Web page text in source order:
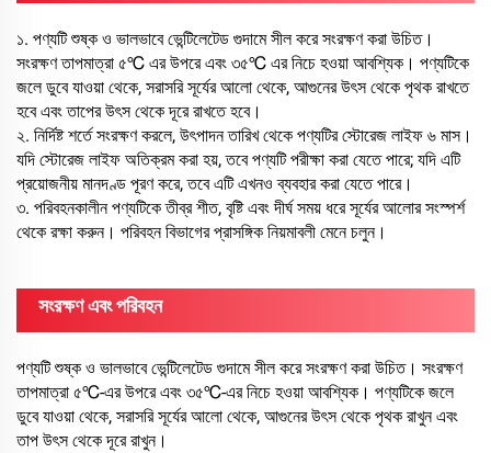
১. পণ্যটি শুষ্ক ও ভালভাবে ভেন্টিলেটেড গুদামে সীল করে সংরক্ষণ করা উচিত।
সংরক্ষণ তাপমাত্রা ৫℃ এর উপরে এবং ৩৫℃ এর নিচে হওয়া আবশ্যিক। পণ্যটিকে
জলে ডুবে যাওয়া থেকে, সরাসরি সূর্যের আলো থেকে, আগুনের উৎস থেকে পৃথক রাখতে
হবে এবং তাপের উৎস থেকে দূরে রাখতে হবে।
২. নির্দিষ্ট শর্তে সংরক্ষণ করলে, উৎপাদন তারিখ থেকে পণ্যটির স্টোরেজ লাইফ ৬ মাস।
যদি স্টোরেজ লাইফ অতিক্রম করা হয়, তবে পণ্যটি পরীক্ষা করা যেতে পারে; যদি এটি
প্রয়োজনীয় মানদণ্ড পূরণ করে, তবে এটি এখনও ব্যবহার করা যেতে পারে।
৩. পরিবহনকালীন পণ্যটিকে তীব্র শীত, বৃষ্টি এবং দীর্ঘ সময় ধরে সূর্যের আলোর সংস্পর্শ
থেকে রক্ষা করুন। পরিবহন বিভাগের প্রাসঙ্গিক নিয়মাবলী মেনে চলুন।
সংরক্ষণ এবং পরিবহন
পণ্যটি শুষ্ক ও ভালভাবে ভেন্টিলেটেড গুদামে সীল করে সংরক্ষণ করা উচিত। সংরক্ষণ
তাপমাত্রা ৫℃-এর উপরে এবং ৩৫℃-এর নিচে হওয়া আবশ্যিক। পণ্যটিকে জলে
ডুবে যাওয়া থেকে, সরাসরি সূর্যের আলো থেকে, আগুনের উৎস থেকে পৃথক রাখুন এবং
তাপ উৎস থেকে দূরে রাখুন।